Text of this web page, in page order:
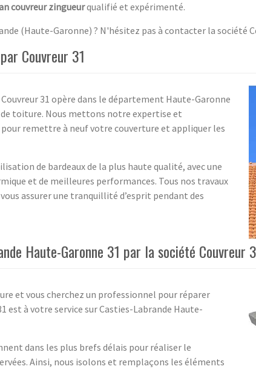
couvreur zingueurqualifié et expérimenté.
(Haute-Garonne) ? N'hésitez pas à contacter la société
Couvreur 31
31 opère dans le département Haute-Garonne
toiture. Nous mettons notre expertise et
remettre à neuf votre couverture et appliquer les
de bardeaux de la plus haute qualité, avec une
et de meilleures performances. Tous nos travaux
assurer une tranquillité d’esprit pendant des
Haute-Garonne 31 par la société Couvreur
et vous cherchez un professionnel pour réparer
est à votre service sur Casties-Labrande Haute-
dans les plus brefs délais pour réaliser le
Ainsi, nous isolons et remplaçons les éléments